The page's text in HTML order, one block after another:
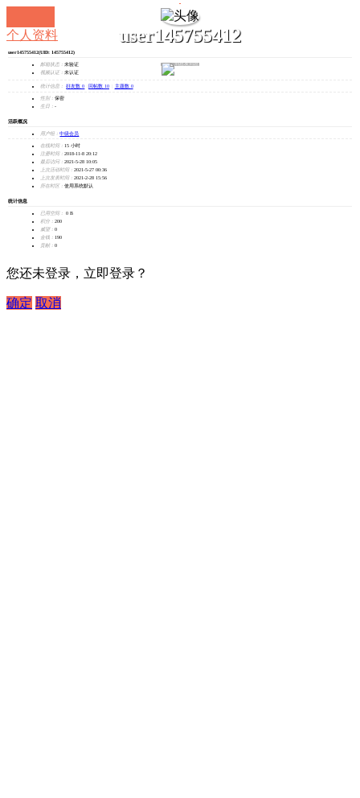
user145755412
发消息
个人资料
user145755412(UID: 145755412)
邮箱状态： 未验证
视频认证： 未认证
统计信息： 好友数 0 回帖数 10 主题数 0
性别： 保密
生日： -
活跃概况
用户组： 中级会员
在线时间： 15 小时
注册时间： 2018-11-8 20:12
最后访问： 2021-5-28 10:05
上次活动时间： 2021-5-27 00:36
上次发表时间： 2021-2-28 15:56
所在时区： 使用系统默认
统计信息
已用空间：
0 B
积分： 200
威望： 0
金钱： 190
贡献： 0
您还未登录，立即登录？
确定 取消